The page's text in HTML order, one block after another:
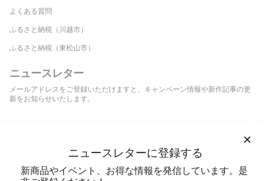
ニュースレターに登録する
新商品やイベント、お得な情報を発信しています。是
よくある質問
ふるさと納税（川越市）
ふるさと納税（東松山市）
ニュースレター
メールアドレスをご登録いただけますと、キャンペーン情報や新作記事の更
新をお知らせいたします。